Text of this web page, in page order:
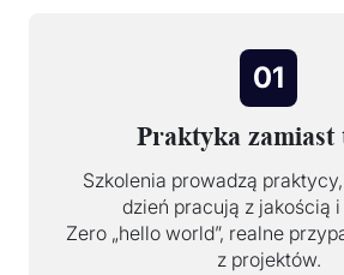
01
Praktyka zamiast
Szkolenia prowadzą
dzień pracują z jakością
Zero „hello world”, realne
z projektów.